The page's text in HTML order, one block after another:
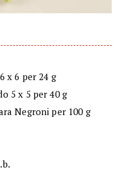
x 6 per 24 g
5 x 5 per 40 g
Negroni per 100 g